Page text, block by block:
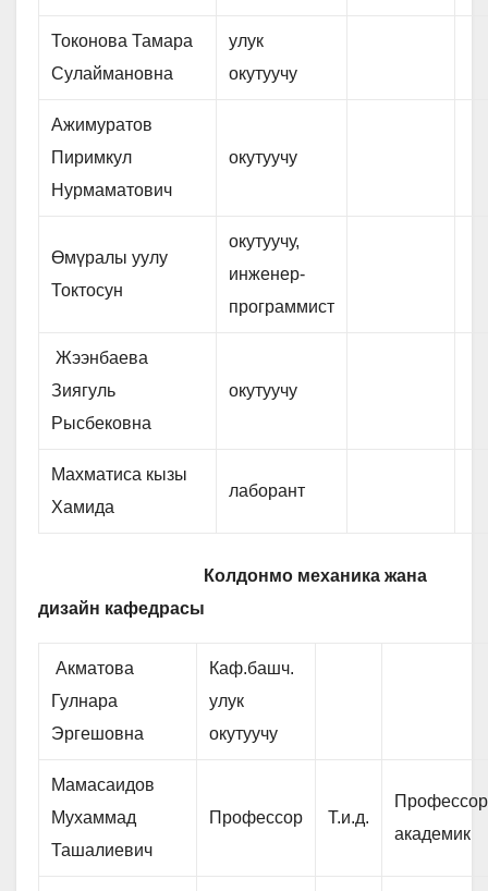
Токонова Тамара
Сулаймановна
улук
окутуучу
Ажимуратов
Пиримкул
Нурмаматович
окутуучу
Өмүралы уулу
Токтосун
окутуучу,
инженер-
программист
Жээнбаева
Зиягуль
Рысбековна
окутуучу
Махматиса кызы
Хамида
лаборант
Колдонмо механика жана
дизайн кафедрасы
Акматова
Гулнара
Эргешовна
Каф.башч.
улук
окутуучу
Мамасаидов
Мухаммад
Ташалиевич
Профессор Т.и.д.
академик